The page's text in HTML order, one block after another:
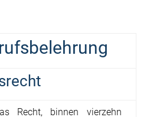
Recht, binnen vierzehn